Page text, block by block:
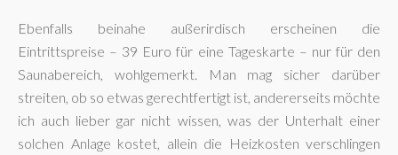
Ebenfalls beinahe außerirdisch erscheinen die
Eintrittspreise – 39 Euro für eine Tageskarte – nur für den
Saunabereich, wohlgemerkt. Man mag sicher darüber
streiten, ob so etwas gerechtfertigt ist, andererseits möchte
ich auch lieber gar nicht wissen, was der Unterhalt einer
solchen Anlage kostet, allein die Heizkosten verschlingen